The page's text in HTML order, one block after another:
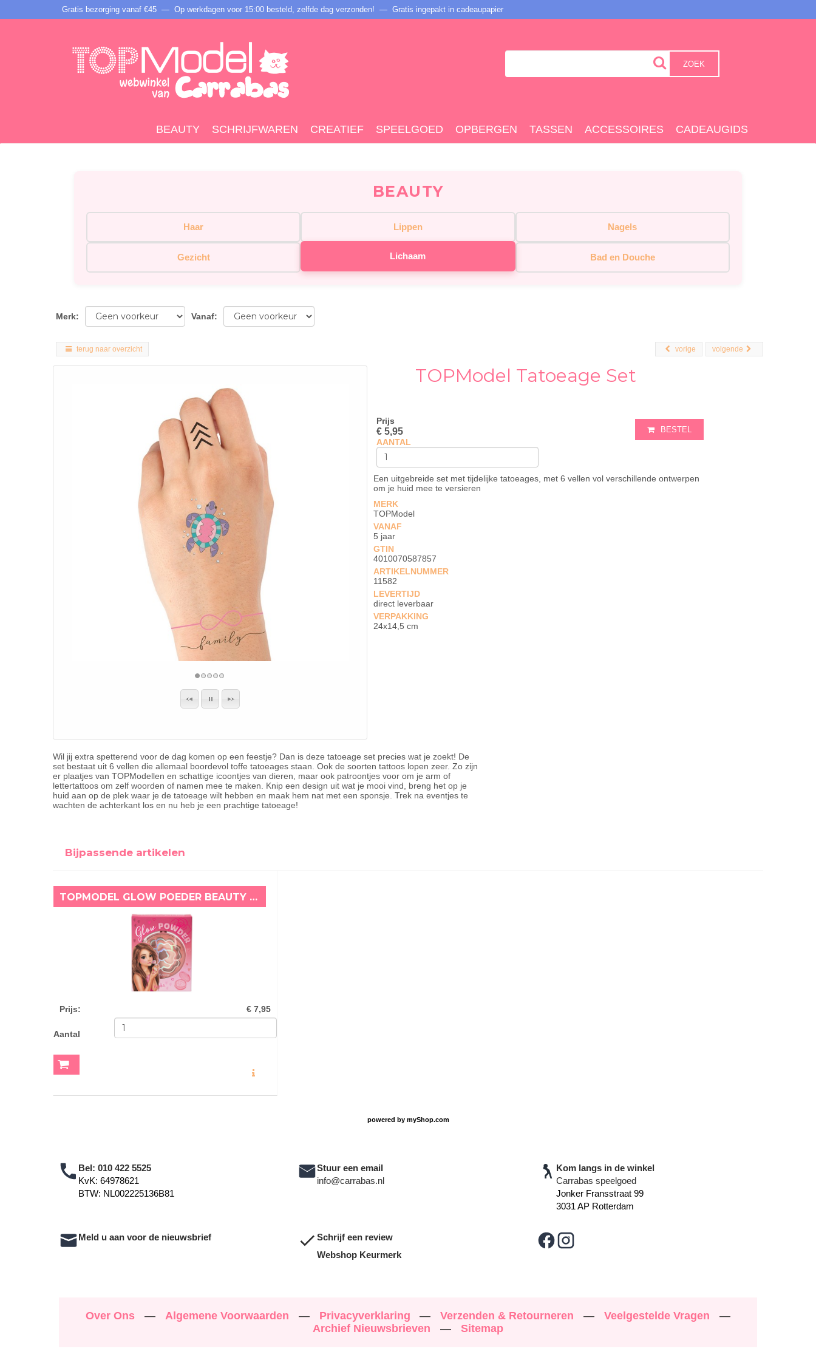
Gratis bezorging vanaf €45 — Op werkdagen voor 15:00 besteld, zelfde dag verzonden! — Gratis ingepakt in cadeaupapier
ZOEK
BEAUTY SCHRIJFWAREN CREATIEF SPEELGOED OPBERGEN TASSEN ACCESSOIRES CADEAUGIDS
BEAUTY
Haar Lippen Nagels
Gezicht Lichaam Bad en Douche
Merk: Vanaf:
terug naar overzicht volgende
vorige
TOPModel Tatoeage Set
Prijs
€ 5,95
AANTAL
BESTEL
Een uitgebreide set met tijdelijke tatoeages, met 6 vellen vol verschillende ontwerpen
om je huid mee te versieren
MERK
TOPModel
VANAF
5 jaar
GTIN
4010070587857
ARTIKELNUMMER
11582
LEVERTIJD
direct leverbaar
VERPAKKING
24x14,5 cm
Wil jij extra spetterend voor de dag komen op een feestje? Dan is deze tatoeage set precies wat je zoekt! De
set bestaat uit 6 vellen die allemaal boordevol toffe tatoeages staan. Ook de soorten tattoos lopen zeer. Zo zijn
er plaatjes van TOPModellen en schattige icoontjes van dieren, maar ook patroontjes voor om je arm of
lettertattoos om zelf woorden of namen mee te maken. Knip een design uit wat je mooi vind, breng het op je
huid aan op de plek waar je de tatoeage wilt hebben en maak hem nat met een sponsje. Trek na eventjes te
wachten de achterkant los en nu heb je een prachtige tatoeage!
Bijpassende artikelen
TOPMODEL GLOW POEDER BEAUTY AND ME
Prijs: € 7,95
Aantal
powered by myShop.com
Bel: 010 422 5525
KvK: 64978621
BTW: NL002225136B81
Stuur een email
info@carrabas.nl
Kom langs in de winkel
Carrabas speelgoed
Jonker Fransstraat 99
3031 AP Rotterdam
Meld u aan voor de nieuwsbrief
Schrijf een review
Webshop Keurmerk
Over Ons — Algemene Voorwaarden — Privacyverklaring — Verzenden & Retourneren — Veelgestelde Vragen
—
Archief Nieuwsbrieven
— Sitemap